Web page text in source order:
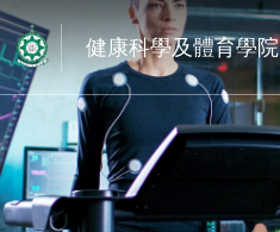
健康科學及體育學院